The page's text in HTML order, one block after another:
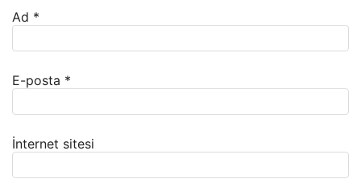
Ad *
E-posta *
İnternet sitesi